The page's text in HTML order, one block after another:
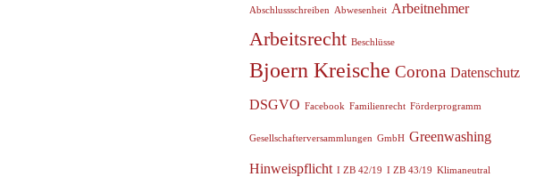
Abschlussschreiben Abwesenheit Arbeitnehmer
Arbeitsrecht Beschlüsse
Bjoern Kreische Corona Datenschutz
DSGVO Facebook Familienrecht Förderprogramm
Gesellschafterversammlungen GmbH Greenwashing
Hinweispflicht I ZB 42/19 I ZB 43/19 Klimaneutral